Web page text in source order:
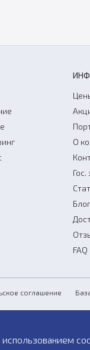
О
Гос.
Блог
FAQ
соглашение